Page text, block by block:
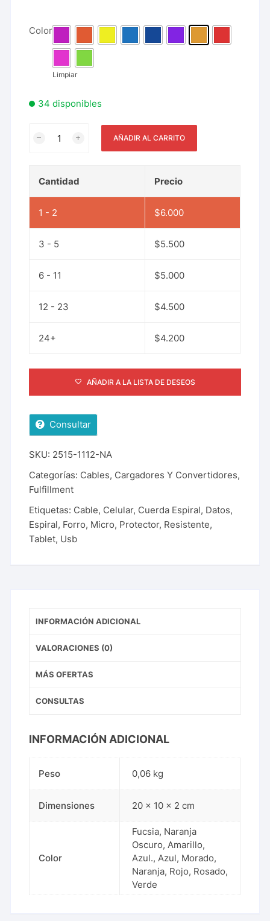
Color
Limpiar
34 disponibles
AÑADIR AL CARRITO
Cantidad Precio
1 - 2 $6.000
3 - 5 $5.500
6 - 11 $5.000
12 - 23 $4.500
24+ $4.200
AÑADIR A LA LISTA DE DESEOS
Consultar
SKU: 2515-1112-NA
Categorías: Cables, Cargadores Y Convertidores,
Fulfillment
Etiquetas: Cable, Celular, Cuerda Espiral, Datos,
Espiral, Forro, Micro, Protector, Resistente,
Tablet, Usb
INFORMACIÓN ADICIONAL
VALORACIONES (0)
MÁS OFERTAS
CONSULTAS
INFORMACIÓN ADICIONAL
Peso 0,06 kg
Dimensiones 20 × 10 × 2 cm
Color
Fucsia, Naranja
Oscuro, Amarillo,
Azul., Azul, Morado,
Naranja, Rojo, Rosado,
Verde